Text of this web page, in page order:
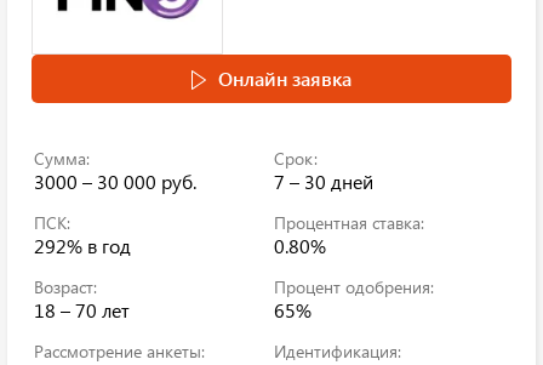
Онлайн заявка
Сумма:
3000 – 30 000 руб.
Срок:
7 – 30 дней
ПСК:
292% в год
Процентная ставка:
0.80%
Возраст:
18 – 70 лет
Процент одобрения:
65%
Рассмотрение анкеты: Идентификация: